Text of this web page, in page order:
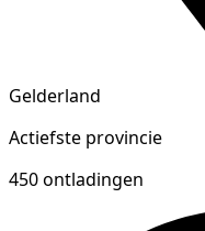
Gelderland
Actiefste provincie
450 ontladingen